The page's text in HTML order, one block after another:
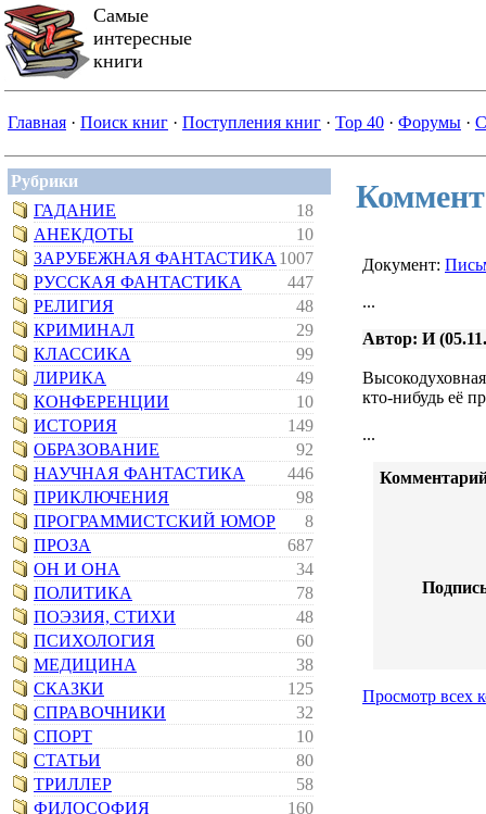
Самые
интересные
книги
Главная · Поиск книг · Поступления книг · Top 40 · Форумы ·
Рубрики
ГАДАНИЕ
18
АНЕКДОТЫ
10
ЗАРУБЕЖНАЯ ФАНТАСТИКА 1007
РУССКАЯ ФАНТАСТИКА
447
РЕЛИГИЯ
48
КРИМИНАЛ
29
КЛАССИКА
99
ЛИРИКА
49
КОНФЕРЕНЦИИ
10
ИСТОРИЯ
149
ОБРАЗОВАНИЕ
92
НАУЧНАЯ ФАНТАСТИКА
446
ПРИКЛЮЧЕНИЯ
98
ПРОГРАММИСТСКИЙ ЮМОР
8
ПРОЗА
687
ОН И ОНА
34
ПОЛИТИКА
78
ПОЭЗИЯ, СТИХИ
48
ПСИХОЛОГИЯ
60
МЕДИЦИНА
38
СКАЗКИ
125
СПРАВОЧНИКИ
32
СПОРТ
10
СТАТЬИ
80
ТРИЛЛЕР
58
ФИЛОСОФИЯ
160
Документ:
...
Автор: И
кто-нибудь её
...
Просмотр всех